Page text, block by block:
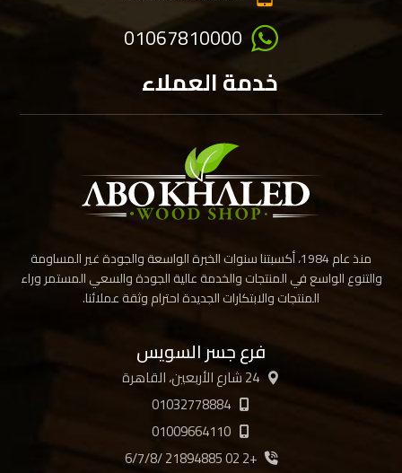
01067810000
خدمة العملاء
منذ عام 1984، أكسبتنا سنوات الخبرة الواسعة والجودة غير المساومة
والتنوع الواسع في المنتجات والخدمة عالية الجودة والسعي المستمر وراء
المنتجات والابتكارات الجديدة احترام وثقة عملائنا.
فرع جسر السويس
24 شارع الأربعين، القاهرة
01032778884
01009664110
+2 02 21894885 /6/7/8